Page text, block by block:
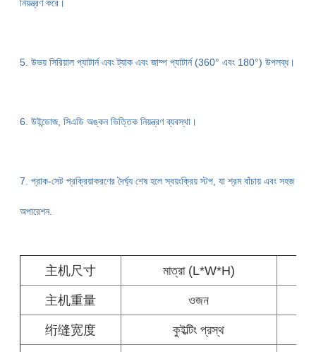
নিয়ন্ত্রণ করে।
5. উভয় সিরিয়াল প্যাটার্ন এবং ট্যাক এবং জাম্প প্যাটার্ন (360° এবং 180°) উপলব্ধ।
6. উইন্ডোজ, সিএডি অঙ্কন ভিত্তিক নিয়ন্ত্রণ ব্যবস্থা।
7. প্রাক-সেট প্রক্রিয়াকরণের দৈর্ঘ্য শেষ হলে স্বয়ংক্রিয় স্টপ, যা শ্রম বাঁচায় এবং সহজ
অপারেশন.
主机尺寸 মাত্রা (L*W*H)
主机重量
ওজন
绗缝宽度
কুইল্টিং প্রস্থ